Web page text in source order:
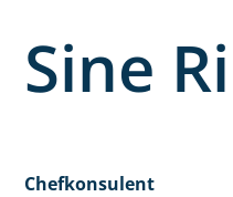
Sine
Chefkonsulent